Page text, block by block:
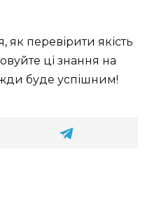
як перевірити якість
ці знання на
буде успішним!